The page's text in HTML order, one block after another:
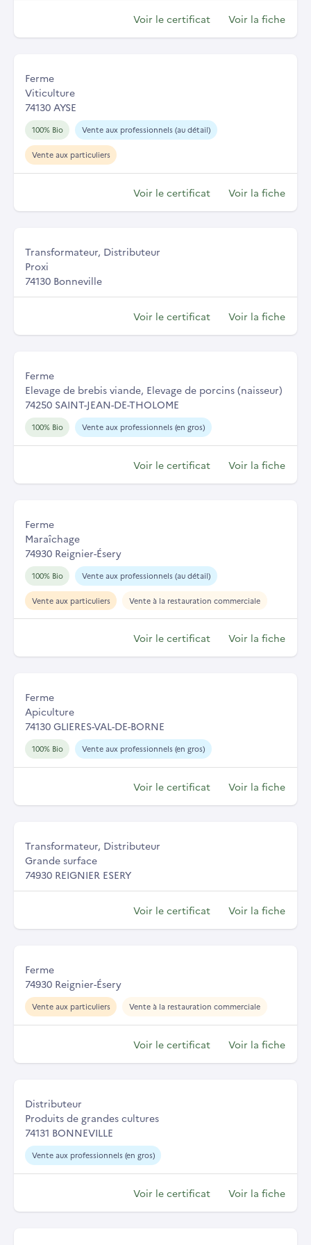
Voir le certificat Voir la fiche
Ferme
Viticulture
74130 AYSE
100% Bio Vente aux professionnels (au détail)
Vente aux particuliers
Voir le certificat Voir la fiche
Transformateur, Distributeur
Proxi
74130 Bonneville
Voir le certificat Voir la fiche
Ferme
Elevage de brebis viande, Elevage de porcins (naisseur)
74250 SAINT-JEAN-DE-THOLOME
100% Bio Vente aux professionnels (en gros)
Voir le certificat Voir la fiche
Ferme
Maraîchage
74930 Reignier-Ésery
100% Bio Vente aux professionnels (au détail)
Vente aux particuliers Vente à la restauration commerciale
Voir le certificat Voir la fiche
Ferme
Apiculture
74130 GLIERES-VAL-DE-BORNE
100% Bio Vente aux professionnels (en gros)
Voir le certificat Voir la fiche
Transformateur, Distributeur
Grande surface
74930 REIGNIER ESERY
Voir le certificat Voir la fiche
Ferme
74930 Reignier-Ésery
Vente aux particuliers Vente à la restauration commerciale
Voir le certificat Voir la fiche
Distributeur
Produits de grandes cultures
74131 BONNEVILLE
Vente aux professionnels (en gros)
Voir le certificat Voir la fiche